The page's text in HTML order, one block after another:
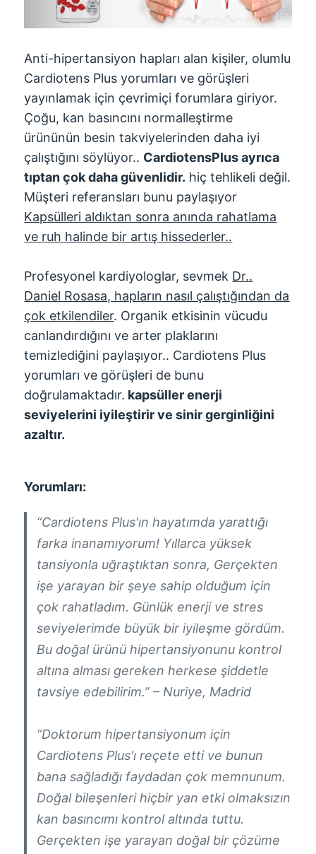
Anti-hipertansiyon hapları alan kişiler, olumlu
Cardiotens Plus yorumları ve görüşleri
yayınlamak için çevrimiçi forumlara giriyor.
Çoğu, kan basıncını normalleştirme
ürününün besin takviyelerinden daha iyi
çalıştığını söylüyor.. CardiotensPlus ayrıca
tıptan çok daha güvenlidir. hiç tehlikeli değil.
Müşteri referansları bunu paylaşıyor
Kapsülleri aldıktan sonra anında rahatlama
ve ruh halinde bir artış hissederler..
Profesyonel kardiyologlar, sevmek Dr..
Daniel Rosasa, hapların nasıl çalıştığından da
çok etkilendiler. Organik etkisinin vücudu
canlandırdığını ve arter plaklarını
temizlediğini paylaşıyor.. Cardiotens Plus
yorumları ve görüşleri de bunu
doğrulamaktadır. kapsüller enerji
seviyelerini iyileştirir ve sinir gerginliğini
azaltır.
Yorumları:
“Cardiotens Plus'ın hayatımda yarattığı
farka inanamıyorum! Yıllarca yüksek
tansiyonla uğraştıktan sonra, Gerçekten
işe yarayan bir şeye sahip olduğum için
çok rahatladım. Günlük enerji ve stres
seviyelerimde büyük bir iyileşme gördüm.
Bu doğal ürünü hipertansiyonunu kontrol
altına alması gereken herkese şiddetle
tavsiye edebilirim.” – Nuriye, Madrid
“Doktorum hipertansiyonum için
Cardiotens Plus'ı reçete etti ve bunun
bana sağladığı faydadan çok memnunum.
Doğal bileşenleri hiçbir yan etki olmaksızın
kan basıncımı kontrol altında tuttu.
Gerçekten işe yarayan doğal bir çözüme